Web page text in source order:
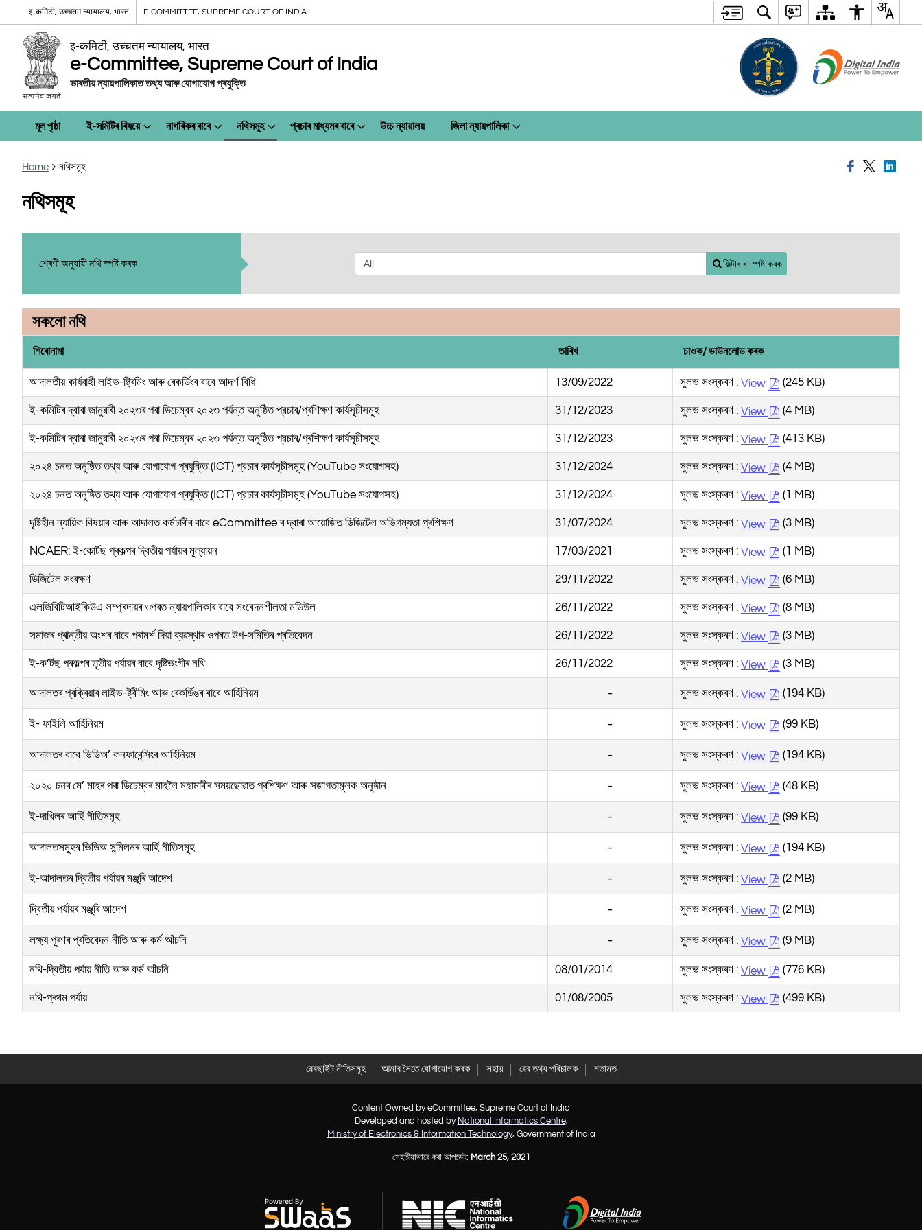
इ-कमिटी, उच्चतम न्यायालय, भारत E-COMMITTEE, SUPREME COURT OF INDIA
इ-कमिटी, उच्चतम न्यायालय, भारत
e-Committee, Supreme Court of India
ভাৰতীয় ন্যায়পালিকাত তথ্য আৰু যোগাযোগ প্ৰযুক্তি
মূল পৃষ্ঠা ই-সমিটিৰ বিষয়ে নাগৰিকৰ বাবে নথিসমূহ প্ৰচাৰ মাধ্যমৰ বাবে উচ্চ ন্যায়ালয় জিলা ন্যায়পালিকা
Home নথিসমূহ
নথিসমূহ
শ্ৰেণী অনুযায়ী নথি স্পষ্ট কৰক ফিল্টাৰ বা স্পষ্ট কৰক
সকলো নথি
শিৰোনামা তাৰিখ চাওক/ ডাউনলোড কৰক
আদালতীয় কাৰ্যৱাহী লাইভ-ষ্ট্ৰিমিং আৰু ৰেকৰ্ডিংৰ বাবে আদৰ্শ বিধি 13/09/2022 সুলভ সংস্কৰণ : View (245 KB)
ই-কমিটিৰ দ্বাৰা জানুৱাৰী ২০২৩ৰ পৰা ডিচেম্বৰ ২০২৩ পৰ্যন্ত অনুষ্ঠিত প্রচাৰ/প্ৰশিক্ষণ কাৰ্যসূচীসমূহ 31/12/2023 সুলভ সংস্কৰণ : View (4 MB)
ই-কমিটিৰ দ্বাৰা জানুৱাৰী ২০২৩ৰ পৰা ডিচেম্বৰ ২০২৩ পৰ্যন্ত অনুষ্ঠিত প্রচাৰ/প্ৰশিক্ষণ কাৰ্যসূচীসমূহ 31/12/2023 সুলভ সংস্কৰণ : View (413 KB)
২০২৪ চনত অনুষ্ঠিত তথ্য আৰু যোগাযোগ প্ৰযুক্তি (ICT) প্রচাৰ কাৰ্যসূচীসমূহ (YouTube সংযোগসহ) 31/12/2024 সুলভ সংস্কৰণ : View (4 MB)
২০২৪ চনত অনুষ্ঠিত তথ্য আৰু যোগাযোগ প্ৰযুক্তি (ICT) প্রচাৰ কাৰ্যসূচীসমূহ (YouTube সংযোগসহ) 31/12/2024 সুলভ সংস্কৰণ : View (1 MB)
দৃষ্টিহীন ন্যায়িক বিষয়াৰ আৰু আদালত কৰ্মচাৰীৰ বাবে eCommittee ৰ দ্বাৰা আয়োজিত ডিজিটেল অভিগম্যতা প্ৰশিক্ষণ 31/07/2024 সুলভ সংস্কৰণ : View (3 MB)
NCAER: ই-কোৰ্টছ প্ৰকল্পৰ দ্বিতীয় পৰ্যায়ৰ মূল্যায়ন 17/03/2021 সুলভ সংস্কৰণ : View (1 MB)
ডিজিটেল সংৰক্ষণ 29/11/2022 সুলভ সংস্কৰণ : View (6 MB)
এলজিবিটিআইকিউএ সম্প্ৰদায়ৰ ওপৰত ন্যায়পালিকাৰ বাবে সংবেদনশীলতা মডিউল 26/11/2022 সুলভ সংস্কৰণ : View (8 MB)
সমাজৰ প্ৰান্তীয় অংশৰ বাবে পৰামৰ্শ দিয়া ব্যৱস্থাৰ ওপৰত উপ-সমিতিৰ প্ৰতিবেদন 26/11/2022 সুলভ সংস্কৰণ : View (3 MB)
ই-ক’ৰ্টছ প্ৰকল্পৰ তৃতীয় পৰ্যায়ৰ বাবে দৃষ্টিভংগীৰ নথি 26/11/2022 সুলভ সংস্কৰণ : View (3 MB)
আদালতৰ প্ৰক্ৰিয়াৰ লাইভ-ষ্ট্ৰীমিং আৰু ৰেকৰ্ডিঙৰ বাবে আৰ্হিনিয়ম সুলভ সংস্কৰণ : View (194 KB)
ই- ফাইলি আৰ্হিনিয়ম সুলভ সংস্কৰণ : View (99 KB)
আদালতৰ বাবে ভিডিঅ’ কনফাৰেন্সিংৰ আৰ্হিনিয়ম সুলভ সংস্কৰণ : View (194 KB)
২০২০ চনৰ মে’ মাহৰ পৰা ডিচেম্বৰ মাহলৈ মহামাৰীৰ সময়ছোৱাত প্ৰশিক্ষণ আৰু সজাগতামূলক অনুষ্ঠান সুলভ সংস্কৰণ : View (48 KB)
ই-দাখিলৰ আৰ্হি নীতিসমূহ সুলভ সংস্কৰণ : View (99 KB)
আদালতসমূহৰ ভিডিঅ সন্মিলনৰ আৰ্হি নীতিসমূহ সুলভ সংস্কৰণ : View (194 KB)
ই-আদালতৰ দ্বিতীয় পৰ্যায়ৰ মঞ্জুৰি আদেশ সুলভ সংস্কৰণ : View (2 MB)
দ্বিতীয় পৰ্যায়ৰ মঞ্জুৰি আদেশ সুলভ সংস্কৰণ : View (2 MB)
লক্ষ্য পূৰণৰ প্ৰতিবেদন নীতি আৰু কৰ্ম আঁচনি সুলভ সংস্কৰণ : View (9 MB)
নথি-দ্বিতীয় পৰ্যায় নীতি আৰু কৰ্ম আঁচনি 08/01/2014 সুলভ সংস্কৰণ : View (776 KB)
নথি-প্ৰথম পৰ্যায় 01/08/2005 সুলভ সংস্কৰণ : View (499 KB)
ৱেবছাইট নীতিসমূহ আমাৰ সৈতে যোগাযোগ কৰক সহায় ৱেব তথ্য পৰিচালক মতামত
Content Owned by eCommittee, Supreme Court of India
Developed and hosted by National Informatics Centre,
Ministry of Electronics & Information Technology, Government of India
শেহতীয়াভাৱে কৰা আপডেট: March 25, 2021